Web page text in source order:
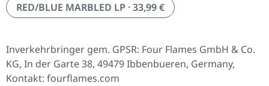
RED/BLUE MARBLED LP · 33,99 €
Inverkehrbringer gem. GPSR: Four Flames GmbH & Co.
KG, In der Garte 38, 49479 Ibbenbueren, Germany,
Kontakt: fourflames.com